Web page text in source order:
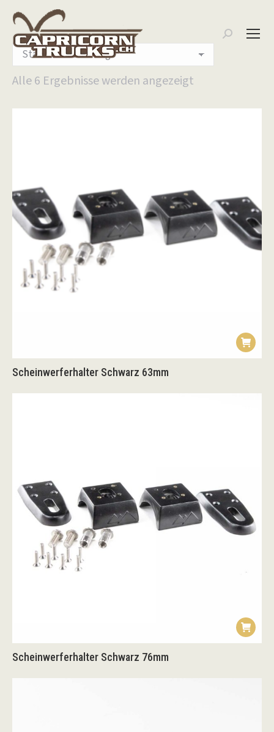
Search:
Alle 6 Ergebnisse werden angezeigt
Scheinwerferhalter Schwarz 63mm
Scheinwerferhalter Schwarz 76mm